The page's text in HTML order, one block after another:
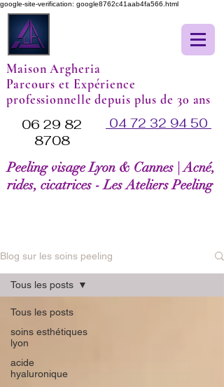
google-site-verification: google8762c41aab4fa566.html
Maison Argheria
Parcours et Expérience
professionnelle depuis plus de 30 ans
06 29 82
8708
04 72 32 94 50
Peeling visage Lyon & Cannes | Acné,
rides, cicatrices - Les Ateliers Peeling
Blog sur les soins peeling
Tous les posts
soins esthétiques
lyon
acide
hyaluronique
Tous les posts